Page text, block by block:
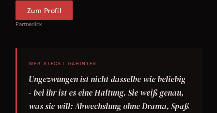
Zum Profil
Partnerlink
WER STECKT DAHINTER
Ungezwungen ist nicht dasselbe wie beliebig
- bei ihr ist es eine Haltung. Sie weiß genau,
was sie will: Abwechslung ohne Drama, Spaß